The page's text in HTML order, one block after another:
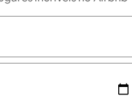
estiverem disponíveis,